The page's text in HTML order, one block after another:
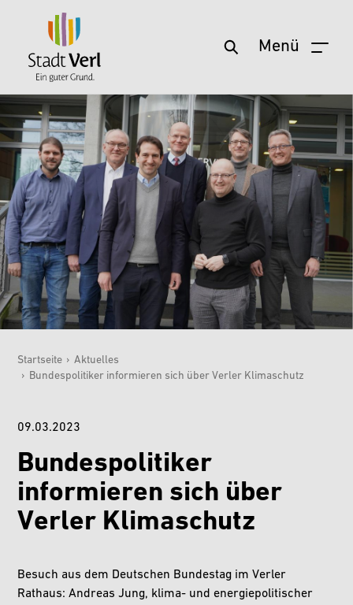
Zum Hauptinhalt springen Menü
Sie sind hier:
Startseite › Aktuelles
› Bundespolitiker informieren sich über Verler Klimaschutz
09.03.2023
Bundespolitiker
informieren sich über
Verler Klimaschutz
Besuch aus dem Deutschen Bundestag im Verler
Rathaus: Andreas Jung, klima- und energiepolitischer